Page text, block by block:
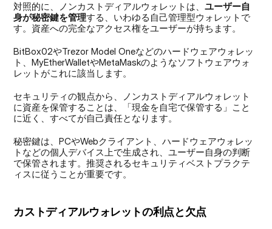
対照的に、ノンカストディアルウォレットは、ユーザー自
身が秘密鍵を管理する、いわゆる自己管理型ウォレットで
す。資産への完全なアクセス権をユーザーが持ちます。
BitBox02やTrezor Model Oneなどのハードウェアウォレッ
ト、MyEtherWalletやMetaMaskのようなソフトウェアウォ
レットがこれに該当します。
セキュリティの観点から、ノンカストディアルウォレット
に資産を保管することは、「現金を自宅で保管する」こと
に近く、すべてが自己責任となります。
秘密鍵は、PCやWebクライアント、ハードウェアウォレッ
トなどの個人デバイス上で生成され、ユーザー自身の判断
で保管されます。推奨されるセキュリティベストプラクテ
ィスに従うことが重要です。
カストディアルウォレットの利点と欠点